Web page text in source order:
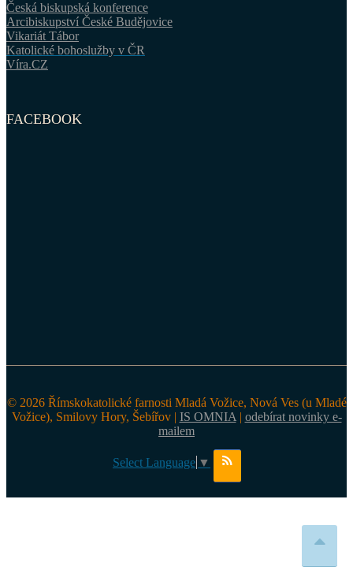
Česká biskupská konference
Arcibiskupství České Budějovice
Vikariát Tábor
Katolické bohoslužby v ČR
Víra.CZ
FACEBOOK
© 2026 Římskokatolické farnosti Mladá Vožice, Nová Ves (u Mladé
Vožice), Smilovy Hory, Šebířov | IS OMNIA| odebírat novinky e-
mailem
Select Language ▼